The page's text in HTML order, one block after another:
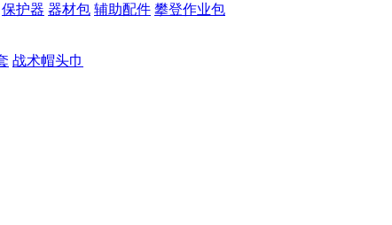
保护器 器材包 辅助配件 攀登作业包
战术帽头巾